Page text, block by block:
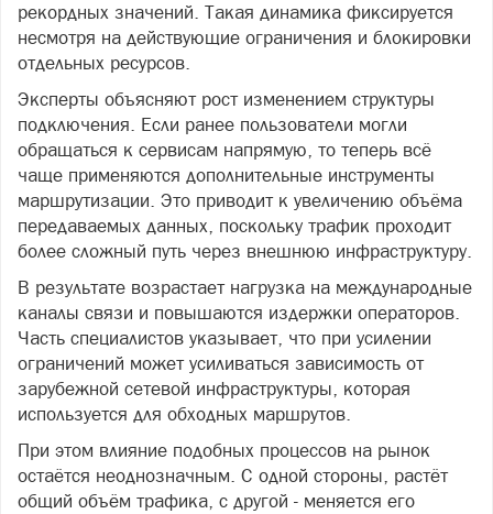
рекордных значений. Такая динамика фиксируется
несмотря на действующие ограничения и блокировки
отдельных ресурсов.
Эксперты объясняют рост изменением структуры
подключения. Если ранее пользователи могли
обращаться к сервисам напрямую, то теперь всё
чаще применяются дополнительные инструменты
маршрутизации. Это приводит к увеличению объёма
передаваемых данных, поскольку трафик проходит
более сложный путь через внешнюю инфраструктуру.
В результате возрастает нагрузка на международные
каналы связи и повышаются издержки операторов.
Часть специалистов указывает, что при усилении
ограничений может усиливаться зависимость от
зарубежной сетевой инфраструктуры, которая
используется для обходных маршрутов.
При этом влияние подобных процессов на рынок
остаётся неоднозначным. С одной стороны, растёт
общий объём трафика, с другой - меняется его